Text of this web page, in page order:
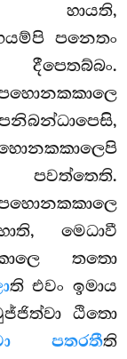
හායති,
පනෙතං
මෙධාවී
තතො
ති එවං ඉමාය
ඨිතො
පතරතීති